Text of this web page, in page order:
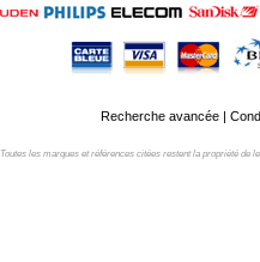
Recherche avancée|
Toutes les marques et références citées restent la propriété de